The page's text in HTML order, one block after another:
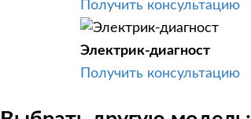
Получить консультацию
Электрик-диагност
Получить консультацию